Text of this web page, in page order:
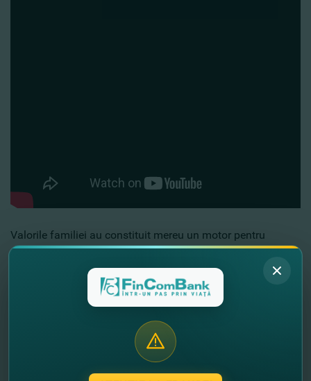
Valorile familiei au constituit mereu un motor pentru
succesul şi pentru motivaţia sa în drumul său
antreprenorial. Astfel, compania CLEMANTIN a devenit un
motor de creştere economică, generând în medie 70-80 de
locuri de muncă. Sprijinul financiar oferit de FinComBank a
fost esenţial în achiziţionarea de noi utilaje pentru
companie, fapt ce a permis extinderea şi modernizarea